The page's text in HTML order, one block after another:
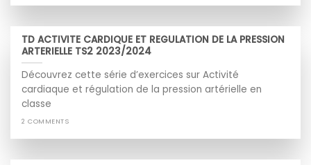
TD ACTIVITE CARDIQUE ET REGULATION DE LA PRESSION
ARTERIELLE TS2 2023/2024
Découvrez cette série d’exercices sur Activité
cardiaque et régulation de la pression artérielle en
classe
2 COMMENTS